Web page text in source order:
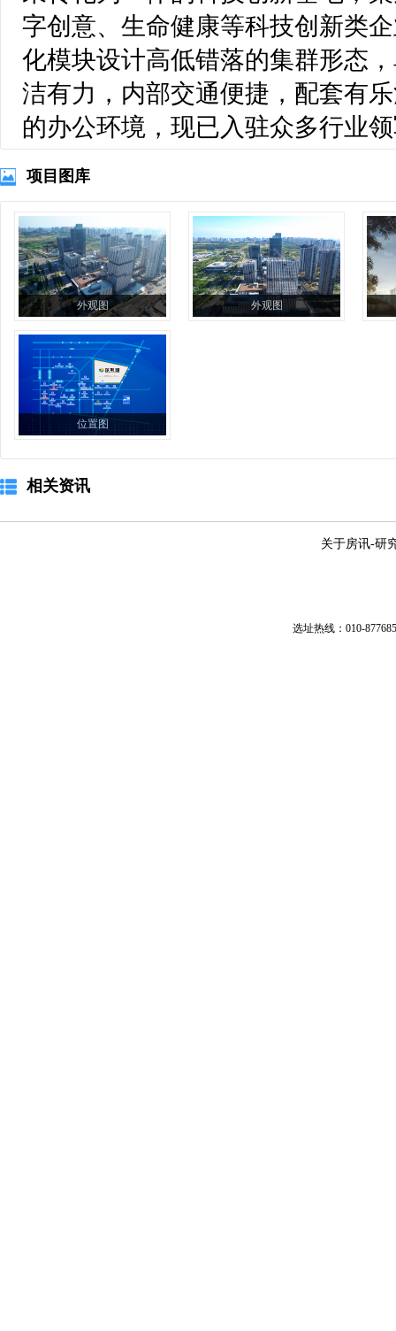
字创意、生命健康等科技创新类
化模块设计高低错落的集群形态
洁有力，内部交通便捷，配套有
的办公环境，现已入驻众多行业
项目图库
外观图 外观图
位置图
相关资讯
关于房讯-研
选址热线：010-